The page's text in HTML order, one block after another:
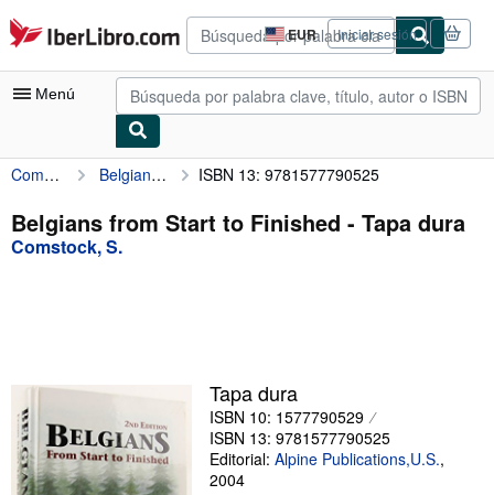
Pasar al contenido principal
IberLibro.com EUR
Preferencias
de
compra
del
Iniciar sesión
Menú
Mi cuenta
Consultar mis pedidos
Búsqueda avanzada
Vendedores
Comenzar a vender
Ayuda
Comstock, S. Belgians from Start to Finished ISBN 13: 9781577790525
Belgians from Start to Finished - Tapa dura
Comstock, S.
Tapa dura
ISBN 10: 1577790529
ISBN 13: 9781577790525
Editorial: Alpine Publications,U.S.,
2004